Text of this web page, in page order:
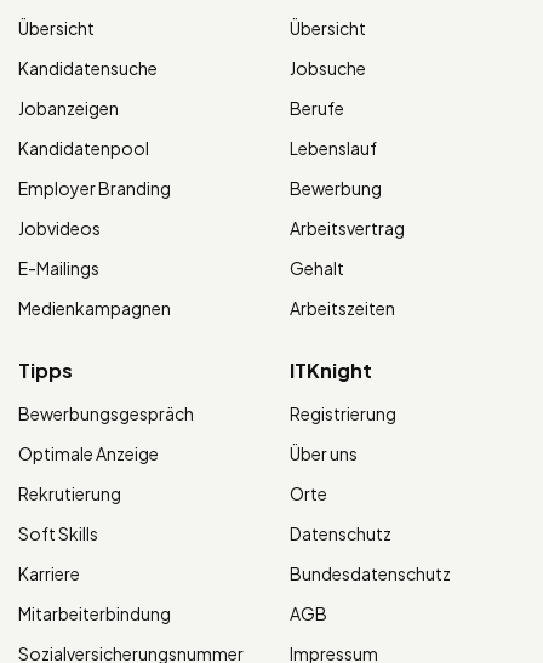
Übersicht
Kandidatensuche
Jobanzeigen
Kandidatenpool
Employer Branding
Jobvideos
E-Mailings
Medienkampagnen
Übersicht
Jobsuche
Berufe
Lebenslauf
Bewerbung
Arbeitsvertrag
Gehalt
Arbeitszeiten
Tipps
Bewerbungsgespräch
Optimale Anzeige
Rekrutierung
Soft Skills
Karriere
Mitarbeiterbindung
Sozialversicherungsnummer
ITKnight
Registrierung
Über uns
Orte
Datenschutz
Bundesdatenschutz
AGB
Impressum